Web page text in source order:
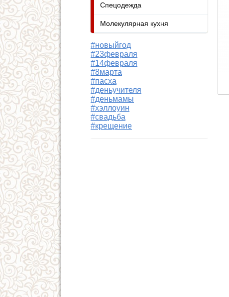
Спецодежда
Молекулярная кухня
#новыйгод
#23февраля
#14февраля
#8марта
#пасха
#деньучителя
#деньмамы
#хэллоуин
#свадьба
#крещение